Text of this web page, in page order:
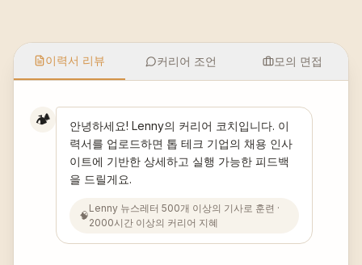
이력서 리뷰 커리어 조언 모의 면접
🏕️
안녕하세요! Lenny의 커리어 코치입니다. 이
력서를 업로드하면 톱 테크 기업의 채용 인사
이트에 기반한 상세하고 실행 가능한 피드백
을 드릴게요.
🧠
Lenny 뉴스레터 500개 이상의 기사로 훈련 ·
2000시간 이상의 커리어 지혜